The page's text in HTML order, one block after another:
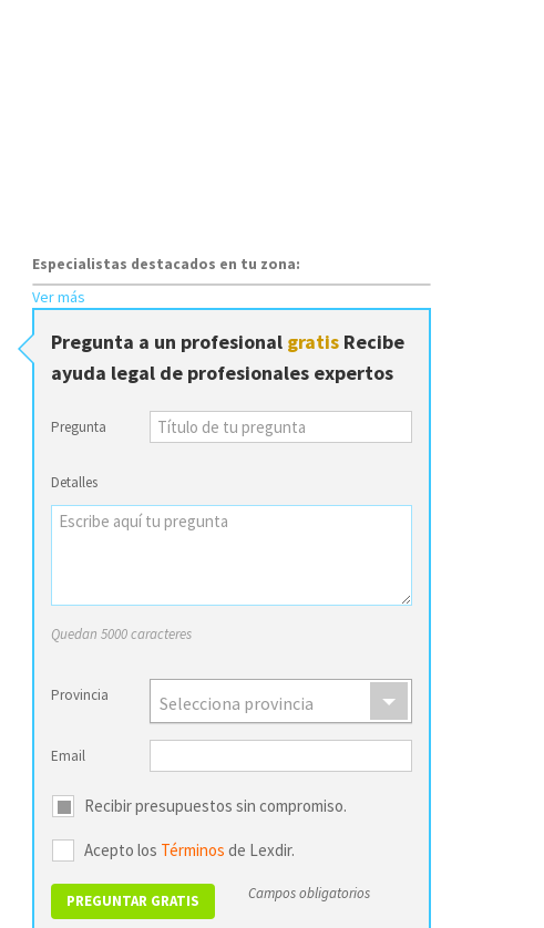
Especialistas destacados en tu zona:
Ver más
Pregunta a un profesional gratis Recibe
ayuda legal de profesionales expertos
Pregunta
Detalles
Quedan 5000 caracteres
Provincia Selecciona provincia
Email
Recibir presupuestos sin compromiso.
Acepto los Términos de Lexdir.
Campos obligatorios